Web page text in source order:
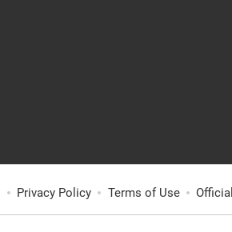
Privacy Policy Terms of Use